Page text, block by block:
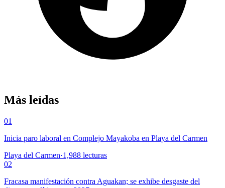
Más leídas
01
Inicia paro laboral en Complejo Mayakoba en Playa del Carmen
Playa del Carmen·1,988 lecturas
02
Fracasa manifestación contra Aguakan; se exhibe desgaste del